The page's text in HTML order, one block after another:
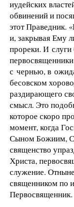
иудейских
обвинений и
этот Праведник.
и, закрывая Ему
прореки. И
с чернью, в
бесовском
раздирающего
смысл. Это
которое скоро
момент, когда
Сыном Божиим,
священство
Христа,
служение.
священником по
Первосвященник.